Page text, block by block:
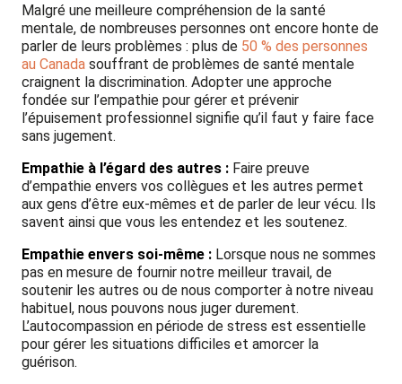
Malgré une meilleure compréhension de la santé
mentale, de nombreuses personnes ont encore honte de
parler de leurs problèmes : plus de 50 % des personnes
au Canada souffrant de problèmes de santé mentale
craignent la discrimination. Adopter une approche
fondée sur l’empathie pour gérer et prévenir
l’épuisement professionnel signifie qu’il faut y faire face
sans jugement.
Empathie à l’égard des autres : Faire preuve
d’empathie envers vos collègues et les autres permet
aux gens d’être eux-mêmes et de parler de leur vécu. Ils
savent ainsi que vous les entendez et les soutenez.
Empathie envers soi-même : Lorsque nous ne sommes
pas en mesure de fournir notre meilleur travail, de
soutenir les autres ou de nous comporter à notre niveau
habituel, nous pouvons nous juger durement.
L’autocompassion en période de stress est essentielle
pour gérer les situations difficiles et amorcer la
guérison.